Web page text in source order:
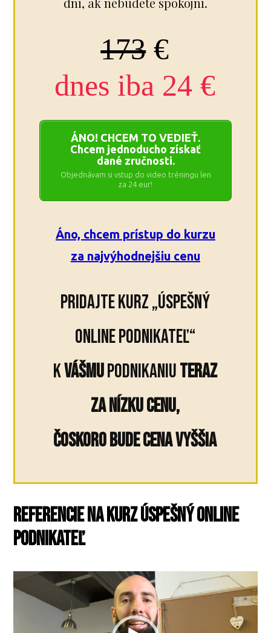
173€
dnes iba 24 €
ÁNO! CHCEM TO VEDIEŤ.
Chcem jednoducho získať
dané zručnosti.
Objednávam si vstup do video tréningu len
za 24 eur!
Áno, chcem prístup do kurzu
za najvýhodnejšiu cenu
Pridajte kurz „úspešný
online podnikateľ“
kVÁŠMUpodnikaniuTERAZ
za nízku cenu,
čoskoro bude cena vyššia
referencie na kurz Úspešný online
podnikateľ
prehrávač